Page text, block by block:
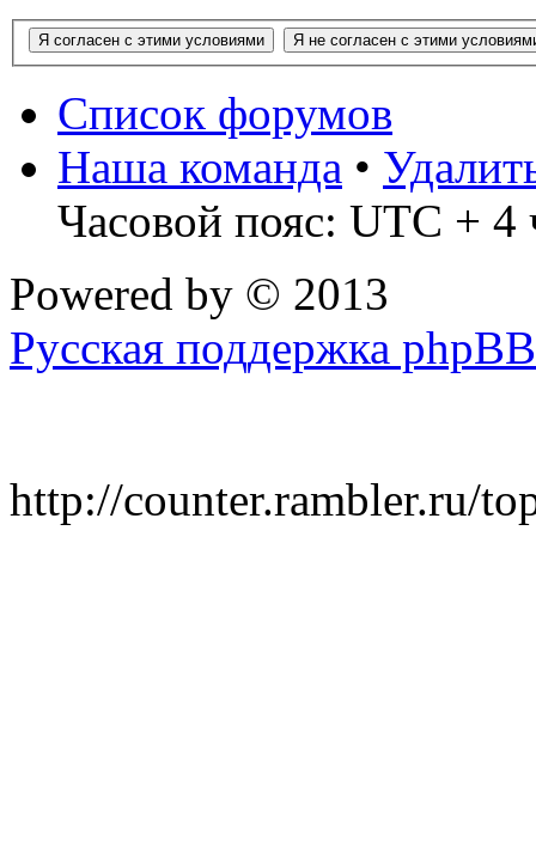
Список форумов
Наша команда •
Часовой пояс: UTC + 4
Powered by © 2013
Русская поддержка phpBB
http://counter.rambler.ru/